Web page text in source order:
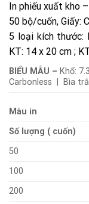
In phiếu xuất kho
50 bộ/cuốn, Giấy:
5 loại kích thước:
KT: 14 x 20 cm ;
BIỂU MẪU – Khổ:
Carbonless | Bìa
Màu in
Số lượng ( cuốn)
50
100
200